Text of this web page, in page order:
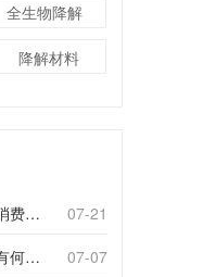
全生物降解
降解材料
国务院批复！推广绿色消费，引导使用环保可降解包装材料
07-21
工业堆肥和家庭堆肥，有何不同？
07-07